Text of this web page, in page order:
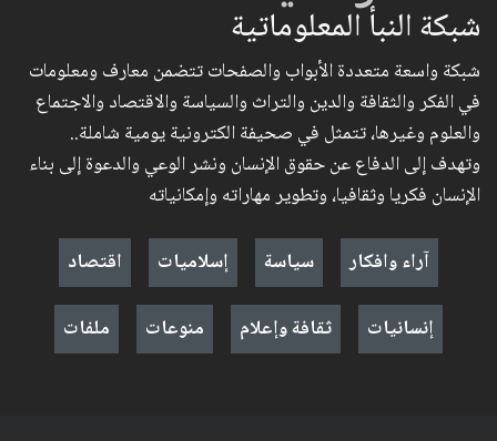
شبكة النبأ المعلوماتية
شبكة واسعة متعددة الأبواب والصفحات تتضمن معارف ومعلومات
في الفكر والثقافة والدين والتراث والسياسة والاقتصاد والاجتماع
والعلوم وغيرها، تتمثل في صحيفة الكترونية يومية شاملة..
وتهدف إلى الدفاع عن حقوق الإنسان ونشر الوعي والدعوة إلى بناء
الإنسان فكريا وثقافيا، وتطوير مهاراته وإمكانياته
آراء وافكار
سياسة إسلاميات
اقتصاد
إنسانيات
ثقافة وإعلام منوعات ملفات